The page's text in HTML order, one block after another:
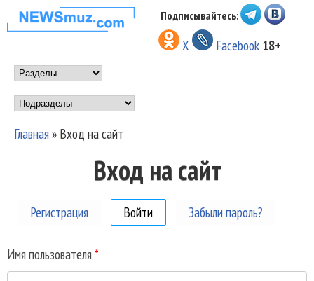
Перейти к основному
содержанию
НОВОСТИ
МУЗЫКИ И
ШОУ БИЗНЕСА
NEWSMUZ.COM
Подписывайтесь:
X Facebook 18+
Main menu
Подразделы
Вы здесь
Главная» Вход на сайт
Вход на сайт
Регистрация Войти (активная вкладка)
Забыли пароль?
Имя пользователя *